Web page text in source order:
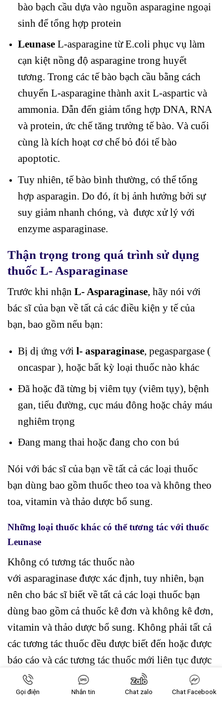
bào bạch cầu dựa vào nguồn asparagine ngoại
sinh để tổng hợp protein
LeunaseL-asparagine từ E.coli phục vụ làm
cạn kiệt nồng độ asparagine trong huyết
tương. Trong các tế bào bạch cầu bằng cách
chuyển L-asparagine thành axit L-aspartic và
ammonia. Dẫn đến giảm tổng hợp DNA, RNA
và protein, ức chế tăng trưởng tế bào. Và cuối
cùng là kích hoạt cơ chế bỏ đói tế bào
apoptotic.
Tuy nhiên, tế bào bình thường, có thể tổng
hợp asparagin. Do đó, ít bị ảnh hưởng bởi sự
suy giảm nhanh chóng, và được xử lý với
enzyme asparaginase.
Thận trọng trong quá trình sử dụng
thuốc L- Asparaginase
Trước khi nhận L- Asparaginase, hãy nói với
bác sĩ của bạn về tất cả các điều kiện y tế của
bạn, bao gồm nếu bạn:
Bị dị ứng với l- asparaginase, pegaspargase (
oncaspar ), hoặc bất kỳ loại thuốc nào khác
Đã hoặc đã từng bị viêm tụy (viêm tụy), bệnh
gan, tiểu đường, cục máu đông hoặc chảy máu
nghiêm trọng
Đang mang thai hoặc đang cho con bú
Nói với bác sĩ của bạn về tất cả các loại thuốc
bạn dùng bao gồm thuốc theo toa và không theo
toa, vitamin và thảo dược bổ sung.
Những loại thuốc khác có thể tương tác với thuốc
Leunase
Không có tương tác thuốc nào
với asparaginase được xác định, tuy nhiên, bạn
nên cho bác sĩ biết về tất cả các loại thuốc bạn
dùng bao gồm cả thuốc kê đơn và không kê đơn,
vitamin và thảo dược bổ sung. Không phải tất cả
các tương tác thuốc đều được biết đến hoặc được
báo cáo và các tương tác thuốc mới liên tục được
báo cáo.
Gọi điện Nhắn tin Chat zalo Chat Facebook